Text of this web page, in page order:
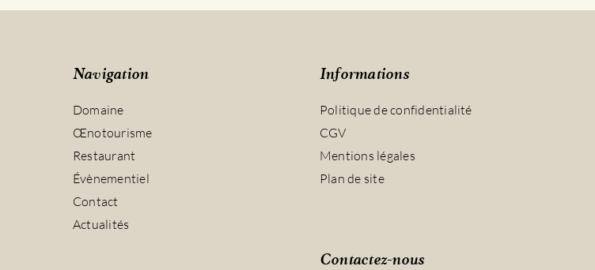
Navigation
Domaine
Œnotourisme
Restaurant
Évènementiel
Contact
Actualités
Informations
Politique de confidentialité
CGV
Mentions légales
Plan de site
Contactez-nous